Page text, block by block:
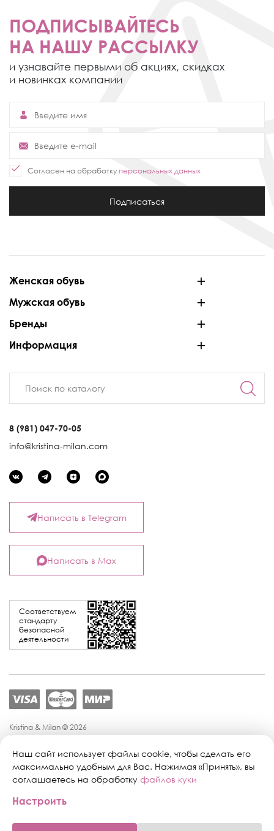
ПОДПИСЫВАЙТЕСЬ
НА НАШУ РАССЫЛКУ
и узнавайте первыми об акциях, скидках
и новинках компании
Согласен на обработку персональных данных
Подписаться
Женская обувь
Мужская обувь
Бренды
Информация
8 (981) 047-70-05
info@kristina-milan.com
Соответствуем
стандарту
безопасной
деятельности
Написать в Telegram
Написать в Max
Kristina & Milan © 2026
Политика конфиденциальности
Политика обработки персональных данных
Публичная оферта
Персональные настройки файлов cookie
Поддержка сайта:
Наш сайт использует файлы cookie, чтобы сделать его
максимально удобным для Вас. Нажимая «Принять», вы
соглашаетесь на обработку файлов куки
Настроить